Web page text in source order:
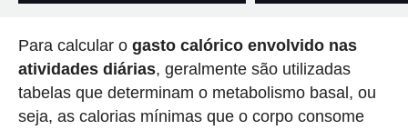
Para calcular o gasto calórico envolvido nas
atividades diárias, geralmente são utilizadas
tabelas que determinam o metabolismo basal, ou
seja, as calorias mínimas que o corpo consome